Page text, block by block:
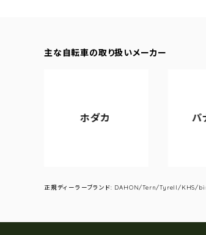
主な自転車の取り扱いメーカー
パナソニック
正規ディーラーブランド: DAHON/Tern/Tyrell/